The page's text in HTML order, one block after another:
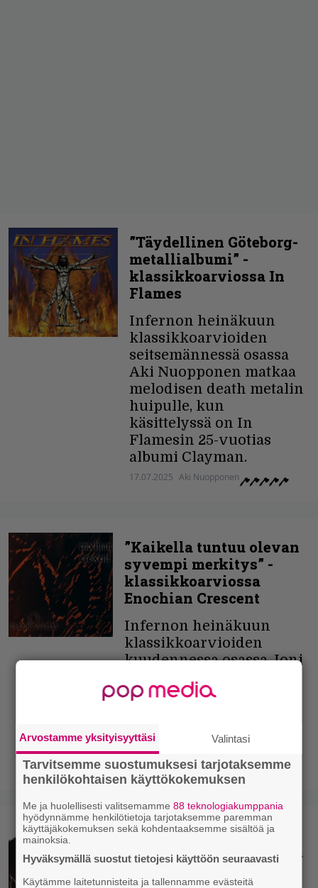
”Täydellinen Göteborg-
metallialbumi” -
klassikkoarviossa In
Flames
Infernon heinäkuun
klassikkoarvioiden
seitsemännessä osassa
Aki Nuopponen matkaa
melodisen death metalin
huipulle, kun
käsittelyssä on In
Flamesin 25-vuotias
albumi Clayman.
17.07.2025 Aki Nuopponen
”Kaikella tuntuu olevan
syvempi merkitys” -
klassikkoarviossa
Enochian Crescent
Infernon heinäkuun
klassikkoarvioiden
kuudennessa osassa Joni
Enochian Crescentin 25-
tunnelmissa.
14.07.2025 Joni Juutilainen
”Yhdistelmä angstista
teinityttöä puhuttelevia
vampyyriteemoja ja
Arvostamme yksityisyyttäsi Valintasi
Tarvitsemme suostumuksesi tarjotaksemme
henkilökohtaisen käyttökokemuksen
Me ja huolellisesti valitsemamme88 teknologiakumppania
hyödynnämme henkilötietoja tarjotaksemme paremman
käyttäjäkokemuksen sekä kohdentaaksemme sisältöä ja
mainoksia.
Hyväksymällä suostut tietojesi käyttöön seuraavasti
Käytämme laitetunnisteita ja tallennamme evästeitä